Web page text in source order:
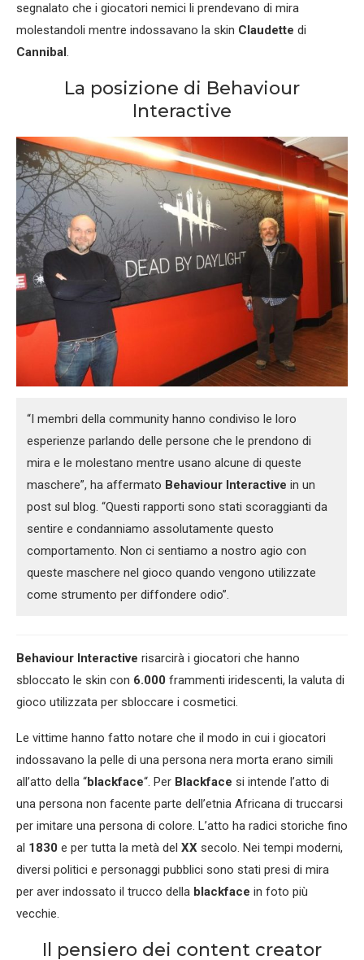
segnalato che i giocatori nemici li prendevano di mira
molestandoli mentre indossavano la skin Claudette di
Cannibal .
La posizione di Behaviour
Interactive
“I membri della community hanno condiviso le loro
esperienze parlando delle persone che le prendono di
mira e le molestano mentre usano alcune di queste
maschere”, ha affermato Behaviour Interactive in un
post sul blog. “Questi rapporti sono stati scoraggianti da
sentire e condanniamo assolutamente questo
comportamento. Non ci sentiamo a nostro agio con
queste maschere nel gioco quando vengono utilizzate
come strumento per diffondere odio”.
Behaviour Interactive risarcirà i giocatori che hanno
sbloccato le skin con 6.000 frammenti iridescenti, la valuta di
gioco utilizzata per sbloccare i cosmetici.
Le vittime hanno fatto notare che il modo in cui i giocatori
indossavano la pelle di una persona nera morta erano simili
all’atto della “blackface“. Per Blackface si intende l’atto di
una persona non facente parte dell’etnia Africana di truccarsi
per imitare una persona di colore. L’atto ha radici storiche fino
al 1830 e per tutta la metà del XX secolo. Nei tempi moderni,
diversi politici e personaggi pubblici sono stati presi di mira
per aver indossato il trucco della blackface in foto più
vecchie.
Il pensiero dei content creator